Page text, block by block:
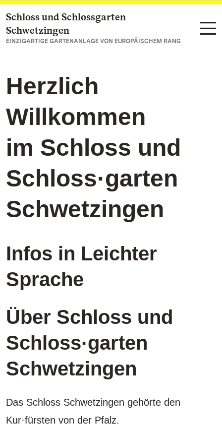
Zum Hauptinhalt springen
Schloss und Schlossgarten
Schwetzingen
EINZIGARTIGE GARTENANLAGE VON EUROPÄISCHEM RANG
Herzlich
Willkommen
im Schloss und
Schloss·garten
Schwetzingen
Infos in Leichter
Sprache
Über Schloss und
Schloss·garten
Schwetzingen
Das Schloss Schwetzingen gehörte den
Kur·fürsten von der Pfalz.